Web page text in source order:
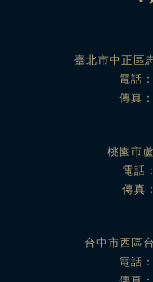
臺北市中正區
電話：
傳真
桃園市
電話：
傳真
台中市西區
電話：